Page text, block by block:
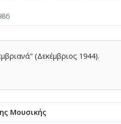
(Δεκέμβριος 1944).
Μουσικής